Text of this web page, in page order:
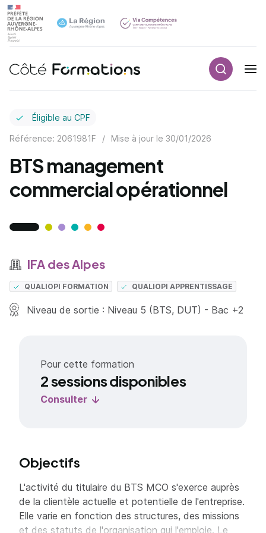
Navigation principale
Éligible au CPF
Référence: 2061981F / Mise à jour le 30/01/2026
BTS management
commercial opérationnel
IFA des Alpes
QUALIOPI FORMATION QUALIOPI APPRENTISSAGE
Niveau de sortie : Niveau 5 (BTS, DUT) - Bac +2
Pour cette formation
2 sessions disponibles
Consulter
Objectifs
L'activité du titulaire du BTS MCO s'exerce auprès
de la clientèle actuelle et potentielle de l'entreprise.
Elle varie en fonction des structures, des missions
et des statuts de l'organisation qui l'emploie. Le